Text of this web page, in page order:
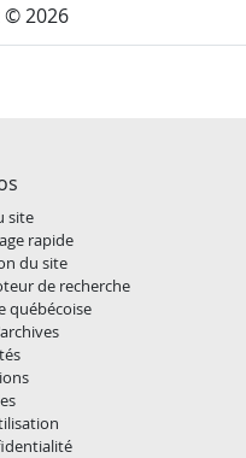
© 2026
site
rapide
du site
de recherche
québécoise